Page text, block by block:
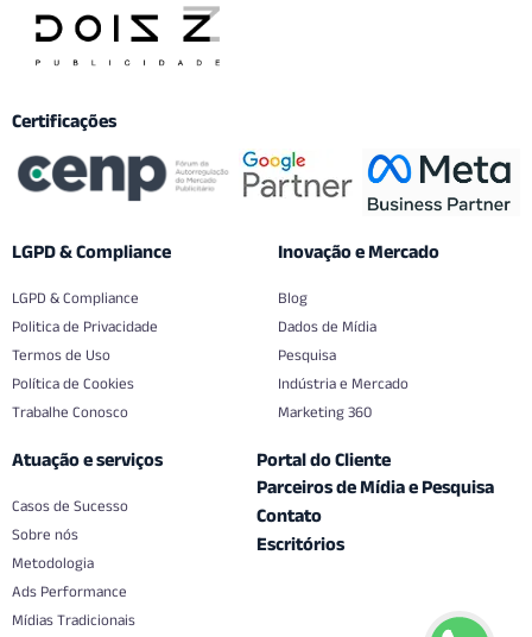
Certificações
LGPD & Compliance
LGPD & Compliance
Politica de Privacidade
Termos de Uso
Política de Cookies
Trabalhe Conosco
Inovação e Mercado
Blog
Dados de Mídia
Pesquisa
Indústria e Mercado
Marketing 360
Atuação e serviços
Casos de Sucesso
Sobre nós
Metodologia
Ads Performance
Mídias Tradicionais
Portal do Cliente
Parceiros de Mídia e Pesquisa
Contato
Escritórios